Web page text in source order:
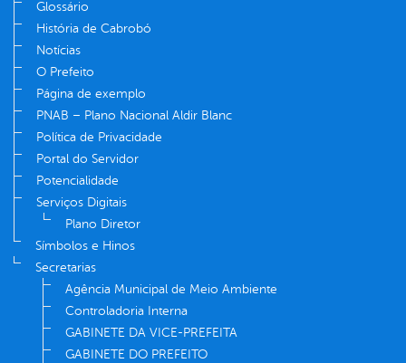
Glossário
História de Cabrobó
Notícias
O Prefeito
Página de exemplo
PNAB – Plano Nacional Aldir Blanc
Política de Privacidade
Portal do Servidor
Potencialidade
Serviços Digitais
Plano Diretor
Símbolos e Hinos
Secretarias
Agência Municipal de Meio Ambiente
Controladoria Interna
GABINETE DA VICE-PREFEITA
GABINETE DO PREFEITO